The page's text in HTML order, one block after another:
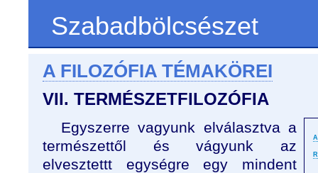
Szabadbölcsészet
A FILOZÓFIA TÉMAKÖREI
VII. TERMÉSZETFILOZÓFIA
Egyszerre vagyunk elválasztva a
természettől és vágyunk az
elvesztettt egységre egy mindent